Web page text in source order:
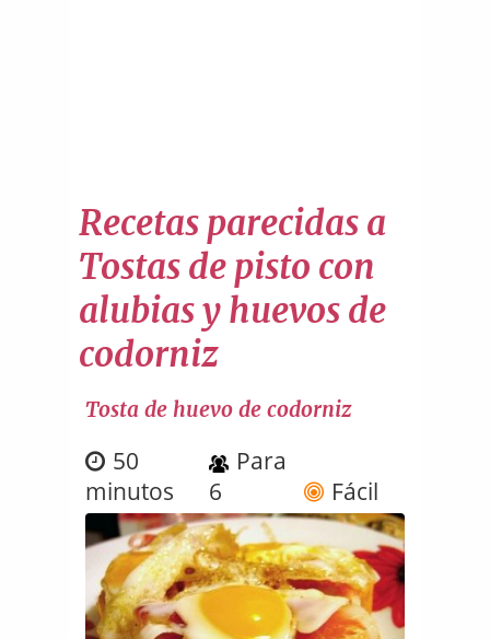
Recetas parecidas a
Tostas de pisto con
alubias y huevos de
codorniz
Tosta de huevo de codorniz
50
minutos
Para
6
Fácil